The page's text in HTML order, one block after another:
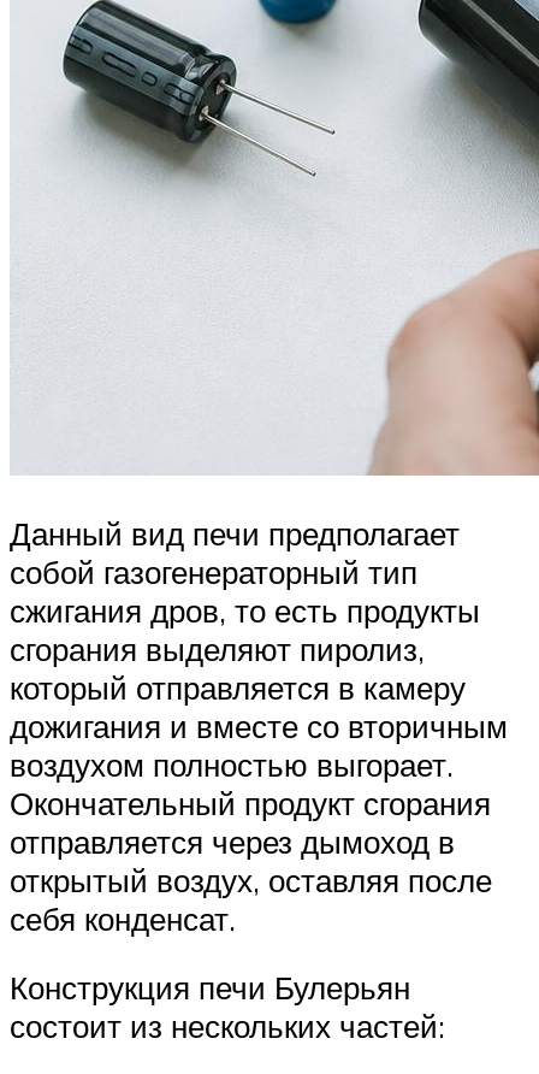
Данный вид печи предполагает
собой газогенераторный тип
сжигания дров, то есть продукты
сгорания выделяют пиролиз,
который отправляется в камеру
дожигания и вместе со вторичным
воздухом полностью выгорает.
Окончательный продукт сгорания
отправляется через дымоход в
открытый воздух, оставляя после
себя конденсат.
Конструкция печи Булерьян
состоит из нескольких частей: